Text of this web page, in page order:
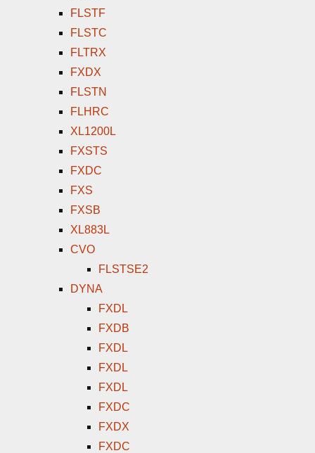
FLSTF
FLSTC
FLTRX
FXDX
FLSTN
FLHRC
XL1200L
FXSTS
FXDC
FXS
FXSB
XL883L
CVO
FLSTSE2
DYNA
FXDL
FXDB
FXDL
FXDL
FXDL
FXDC
FXDX
FXDC